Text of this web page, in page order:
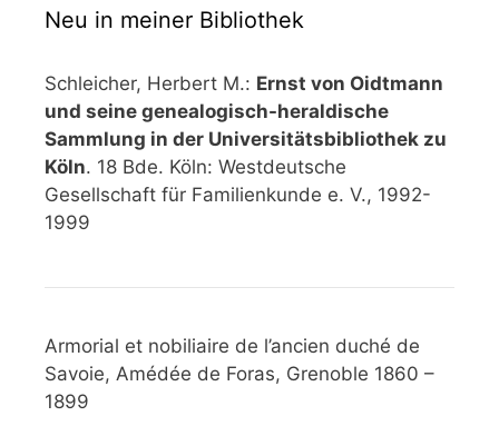
Neu in meiner Bibliothek
Schleicher, Herbert M.: Ernst von Oidtmann
und seine genealogisch-heraldische
Sammlung in der Universitätsbibliothek zu
Köln. 18 Bde. Köln: Westdeutsche
Gesellschaft für Familienkunde e. V., 1992-
1999
Armorial et nobiliaire de l’ancien duché de
Savoie, Amédée de Foras, Grenoble 1860 –
1899